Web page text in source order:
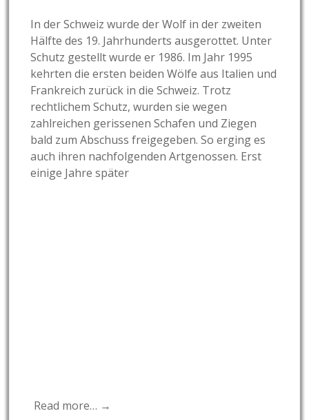
In der Schweiz wurde der Wolf in der zweiten
Hälfte des 19. Jahrhunderts ausgerottet. Unter
Schutz gestellt wurde er 1986. Im Jahr 1995
kehrten die ersten beiden Wölfe aus Italien und
Frankreich zurück in die Schweiz. Trotz
rechtlichem Schutz, wurden sie wegen
zahlreichen gerissenen Schafen und Ziegen
bald zum Abschuss freigegeben. So erging es
auch ihren nachfolgenden Artgenossen. Erst
einige Jahre später
Read more… →